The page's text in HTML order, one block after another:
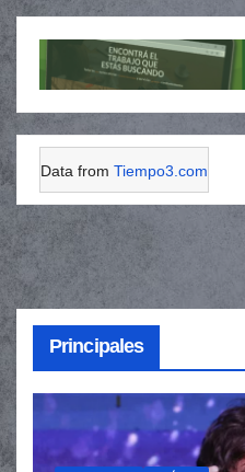
Data from Tiempo3.com
Principales